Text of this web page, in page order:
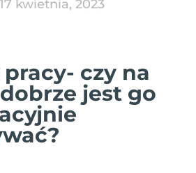
17 kwietnia, 2023
czy na
jest go